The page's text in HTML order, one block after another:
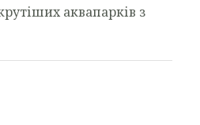
аквапарків з